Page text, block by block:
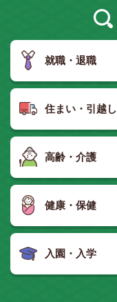
就職・退職
住まい・引越し
高齢・介護
健康・保健
入園・入学